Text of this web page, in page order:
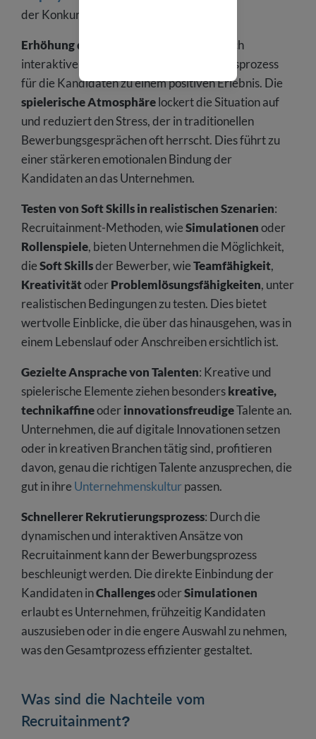
der Konkurrenz ab.
Erhöhung der Kandidatenbindung
: Durch
interaktive Formate wird der Bewerbungsprozess
für die Kandidaten zu einem positiven Erlebnis. Die
spielerische Atmosphärelockert die Situation auf
und reduziert den Stress, der in traditionellen
Bewerbungsgesprächen oft herrscht. Dies führt zu
einer stärkeren emotionalen Bindung der
Kandidaten an das Unternehmen.
Testen von Soft Skills in realistischen Szenarien:
Recruitainment-Methoden, wieSimulationenoder
Rollenspiele, bieten Unternehmen die Möglichkeit,
dieSoft Skillsder Bewerber, wieTeamfähigkeit,
KreativitätoderProblemlösungsfähigkeiten, unter
realistischen Bedingungen zu testen. Dies bietet
wertvolle Einblicke, die über das hinausgehen, was in
einem Lebenslauf oder Anschreiben ersichtlich ist.
Gezielte Ansprache von Talenten: Kreative und
spielerische Elemente ziehen besonderskreative,
technikaffineoderinnovationsfreudigeTalente an.
Unternehmen, die auf digitale Innovationen setzen
oder in kreativen Branchen tätig sind, profitieren
davon, genau die richtigen Talente anzusprechen, die
gut in ihre Unternehmenskulturpassen.
Schnellerer Rekrutierungsprozess: Durch die
dynamischen und interaktiven Ansätze von
Recruitainment kann der Bewerbungsprozess
beschleunigt werden. Die direkte Einbindung der
Kandidaten inChallengesoderSimulationen
erlaubt es Unternehmen, frühzeitig Kandidaten
auszusieben oder in die engere Auswahl zu nehmen,
was den Gesamtprozess effizienter gestaltet.
Was sind die Nachteile vom
Recruitainment?